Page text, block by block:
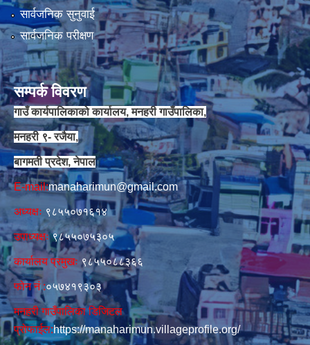
सार्वजनिक सुनुवाई
सार्वजनिक परीक्षण
सम्पर्क विवरण
गाउँ कार्यपालिकाको कार्यालय, मनहरी गाउँपालिका,
मनहरी ९- रजैया,
बागमती प्रदेश, नेपाल
E-mail:manaharimun@gmail.com
अध्यक्षः ९८५५०७१६१४
उपाध्यक्षः९८५५०७५३०५
कार्यालय प्रमुखः ९८५५०८८३६६
फोन नं‍‌ :०५७४१९३०३
मनहरी गाउँपालिका डिजिटल
प्रोफाईल:https://manaharimun.villageprofile.org/